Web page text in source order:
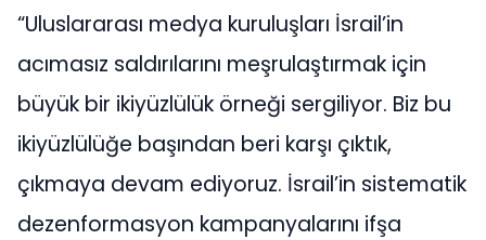
“Uluslararası medya kuruluşları İsrail’in
acımasız saldırılarını meşrulaştırmak için
büyük bir ikiyüzlülük örneği sergiliyor. Biz bu
ikiyüzlülüğe başından beri karşı çıktık,
çıkmaya devam ediyoruz. İsrail’in sistematik
dezenformasyon kampanyalarını ifşa